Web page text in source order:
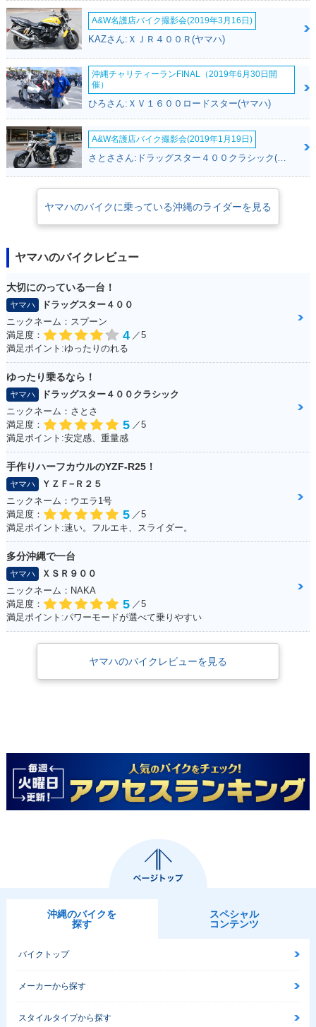
A&W名護店バイク撮影会(2019年3月16日)
KAZさん:ＸＪＲ４００Ｒ(ヤマハ)
沖縄チャリティーランFINAL（2019年6月30日開
催）
ひろさん:ＸＶ１６００ロードスター(ヤマハ)
A&W名護店バイク撮影会(2019年1月19日)
ヤマハのバイクに乗っている沖縄のライダーを見る
ヤマハのバイクレビュー
大切にのっている一台！
ヤマハ
ドラッグスター４００
ニックネーム：スプーン
満足度：
4 ／5
満足ポイント:ゆったりのれる
ゆったり乗るなら！
ヤマハ
ドラッグスター４００クラシック
ニックネーム：さとさ
満足度：
5 ／5
満足ポイント:安定感、重量感
手作りハーフカウルのYZF-R25！
ヤマハ
ＹＺＦ−Ｒ２５
ニックネーム：ウエラ1号
満足度：
5 ／5
満足ポイント:速い。フルエキ、スライダー。
多分沖縄で一台
ヤマハ
ＸＳＲ９００
ニックネーム：NAKA
満足度：
5 ／5
満足ポイント:パワーモードが選べて乗りやすい
ヤマハのバイクレビューを見る
沖縄のバイクを
探す
スペシャル
コンテンツ
バイクトップ
メーカーから探す
スタイルタイプから探す